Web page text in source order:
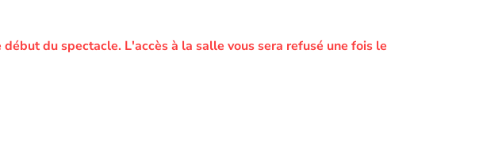
début du spectacle. L'accès à la salle vous sera refusé une fois le